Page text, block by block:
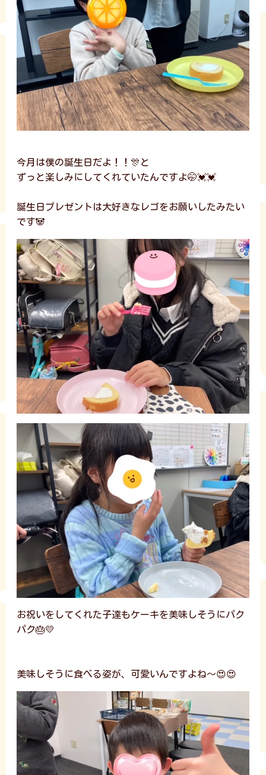
今月は僕の誕生日だよ！！🎊と
ずっと楽しみにしてくれていたんですよ🤭💓💓
誕生日プレゼントは大好きなレゴをお願いしたみたい
です🐼
お祝いをしてくれた子達もケーキを美味しそうにパク
パク🎂💛
美味しそうに食べる姿が、可愛いんですよね～😍😍